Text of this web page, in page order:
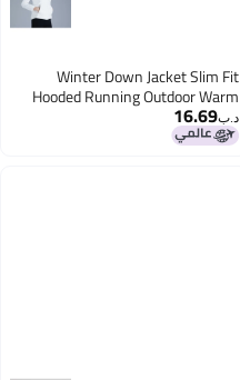
Winter Down Jacket Slim Fit
Hooded Running Outdoor Warm
Winter Sports Yoga Clothing Jacket
Jacket For Women
د.ب‏16.69